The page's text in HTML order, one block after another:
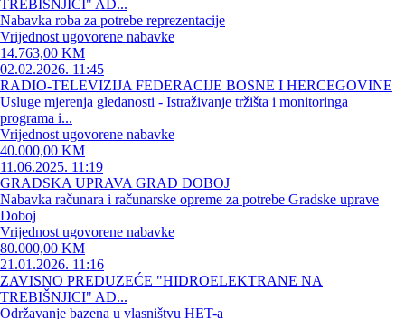
TREBIŠNJICI" AD...
Nabavka roba za potrebe reprezentacije
Vrijednost ugovorene nabavke
14.763,00 KM
02.02.2026. 11:45
RADIO-TELEVIZIJA FEDERACIJE BOSNE I HERCEGOVINE
Usluge mjerenja gledanosti - Istraživanje tržišta i monitoringa
programa i...
Vrijednost ugovorene nabavke
40.000,00 KM
11.06.2025. 11:19
GRADSKA UPRAVA GRAD DOBOJ
Nabavka računara i računarske opreme za potrebe Gradske uprave
Doboj
Vrijednost ugovorene nabavke
80.000,00 KM
21.01.2026. 11:16
ZAVISNO PREDUZEĆE "HIDROELEKTRANE NA
TREBIŠNJICI" AD...
Održavanje bazena u vlasništvu HET-a